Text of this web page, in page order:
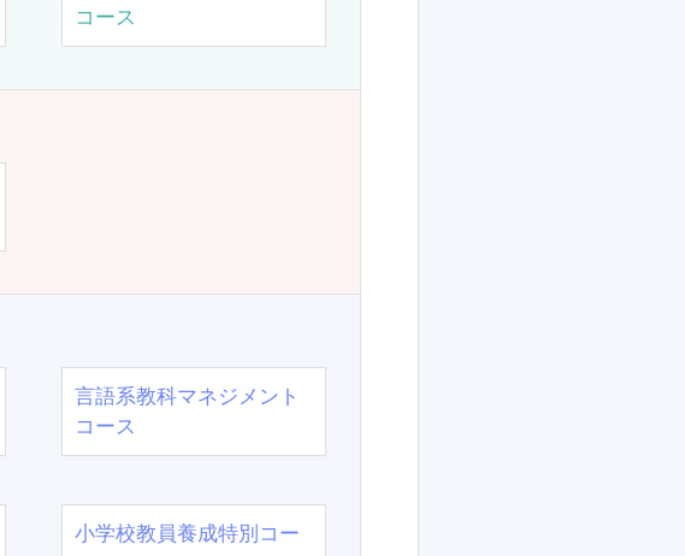
コース
言語系教科マネジメント
コース
小学校教員養成特別コー